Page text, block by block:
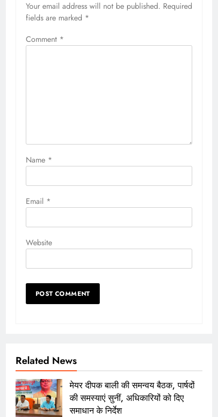
Your email address will not be published. Required
fields are marked *
Comment *
Name *
Email *
Website
Related News
मेयर दीपक बाली की समन्वय बैठक, पार्षदों
की समस्याएं सुनीं, अधिकारियों को दिए
समाधान के निर्देश